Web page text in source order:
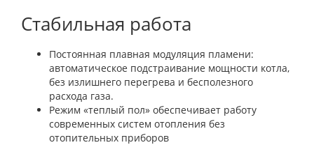
Стабильная работа
Постоянная плавная модуляция пламени:
автоматическое подстраивание мощности котла,
без излишнего перегрева и бесполезного
расхода газа.
Режим «теплый пол» обеспечивает работу
современных систем отопления без
отопительных приборов